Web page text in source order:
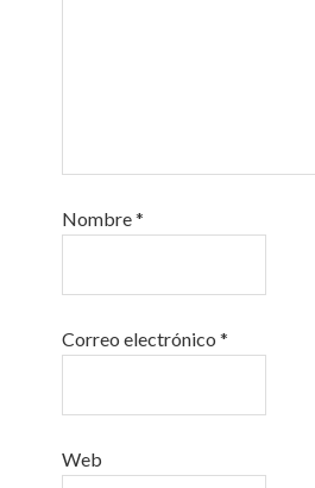
Nombre*
Correo electrónico*
Web